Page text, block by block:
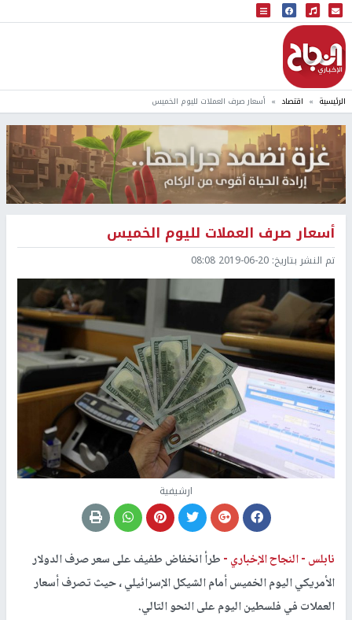
البث المباشر
إذاعة النجاح
الرئيسية اقتصاد أسعار صرف العملات لليوم الخميس
أسعار صرف العملات لليوم الخميس
تم النشر بتاريخ: 2019-06-20 08:08
ارشيفية
نابلس -النجاح الإخباري -طرأ انخفاض طفيف على سعر صرف الدولار
الأمريكي اليوم الخميس أمام الشيكل الإسرائيلي ، حيث تصرف أسعار
العملات في فلسطين اليوم على النحو التالي.